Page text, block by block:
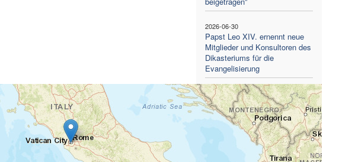
2026-06-30
Papst Leo XIV. ernennt neue
Mitglieder und Konsultoren des
Dikasteriums für die
Evangelisierung